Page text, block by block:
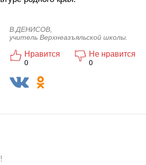
В.ДЕНИСОВ,
учитель Верхнеазъяльской школы.
Нравится
0
Не нравится
0